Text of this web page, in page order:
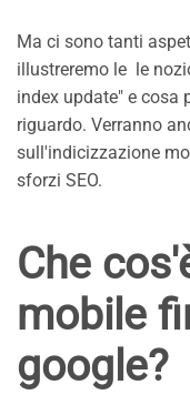
Ma ci sono tanti
illustreremo le le
index update" e cosa
riguardo. Verranno
sull'indicizzazione
sforzi SEO.
Che
mobile
google?